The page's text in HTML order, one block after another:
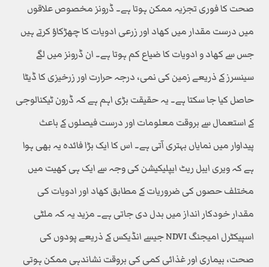
صحت کا فوری تجزیہ ممکن ہوتا ہے۔ ڈرونز مخصوص علاقوں
میں درست مقدار میں کھاد اور زرعی ادویات کا چھڑکاؤ کرتے ہیں
جس سے کھاد و ادویات کا ضیاع کم ہوتا ہے۔ ان ڈرونز میں لگے
سینسرز کے ذریعے زمین کی نمی، درجہ حرارت اور زرخیزی کا ڈیٹا
حاصل کیا جا سکتا ہے۔ یہ حقیقت بڑی اہم ہے کہ ڈرون ٹیکنالوجی
کے استعمال سے بروقت معلومات اور درست فیصلوں کے باعث
پیداوار میں نمایاں بہتری آتی ہے۔ اس کا ایک بڑا فائدہ یہ بھی ہوا
ہے کہ ویری ایبل ریٹ ایپلیکیشن کی وجہ سے ایک ہی کھیت میں
مختلف حصوں کی ضروریات کے مطابق کھاد اور ادویات کی
مقدار خودکار انداز میں بدل دی جاتی ہے۔ مزید یہ کہ ملٹی
اسپیکٹرل امیجنگ NDVI جیسے انڈیکس کے ذریعے پودوں کی
صحت، بیماری اور غذائی کمی کی بروقت نشاندہی ممکن ہوتی